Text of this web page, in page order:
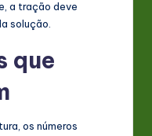
a tração deve
solução.
que
os números